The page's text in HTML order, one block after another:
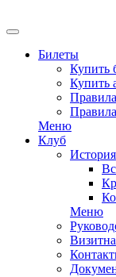
Билеты
Купить
Купить
Меню
Клуб
История
Меню